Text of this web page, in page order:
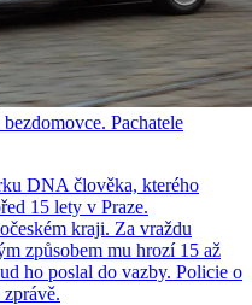
Pachatele
DNA člověka, kterého
15 lety v Praze.
kraji. Za vraždu
způsobem mu hrozí 15 až
ho poslal do vazby. Policie o